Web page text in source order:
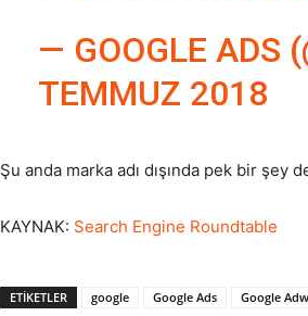
— GOOGLE ADS
TEMMUZ 2018
Şu anda marka adı dışında pek bir
KAYNAK: Search Engine Roundtable
ETIKETLER google Google Ads Google